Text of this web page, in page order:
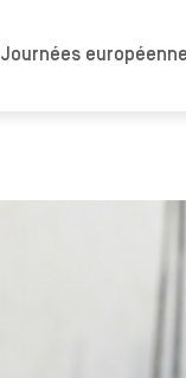
Journées